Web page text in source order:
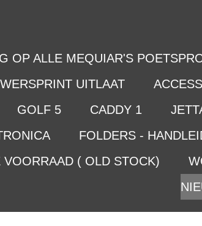
OP ALLE MEQUIAR'S
UITLAAT
GOLF 5 CADDY 1
FOLDERS -
VOORRAAD ( OLD STOCK)